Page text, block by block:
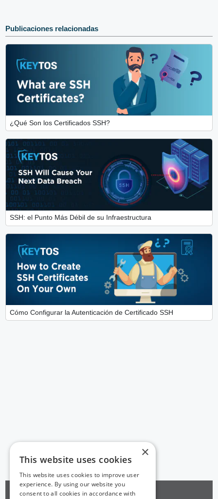
Publicaciones relacionadas
¿Qué Son los Certificados SSH?
SSH: el Punto Más Débil de su Infraestructura
Cómo Configurar la Autenticación de Certificado SSH
×
This website uses cookies
This website uses cookies to improve user
experience. By using our website you
consent to all cookies in accordance with